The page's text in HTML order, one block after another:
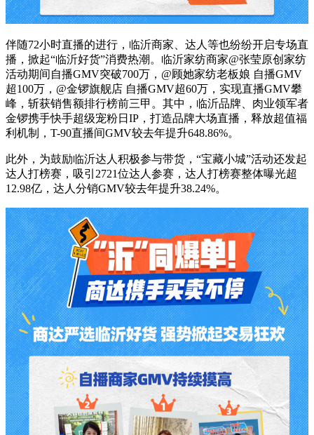
伴随72小时直播的进行，临沂商家、达人等也纷纷开启专场直
播，掀起“临沂好货”消费热潮。临沂家纺商家@张莹原创家纺
活动期间自播GMV突破700万，@顾她家纺老板娘 自播GMV
超100万，@金锣旗舰店 自播GMV超60万，实现直播GMV攀
峰，斩获销售额排行榜前三甲。其中，临沂品牌、肉业领军者
金锣携手快手超级宠粉日IP，打造品牌大场直播，释放超值福
利机制，T-90直播间GMV较去年提升648.86%。
此外，为鼓励临沂达人积极参与带货，“宝藏小城”活动还发起
达人打榜赛，吸引2721位达人参赛，达人打榜赛整体曝光超
12.98亿，达人分销GMV较去年提升38.24%。